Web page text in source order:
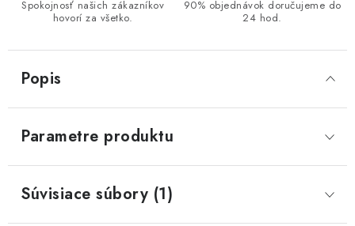
Spokojnosť našich zákazníkov
hovorí za všetko.
90% objednávok doručujeme do
24 hod.
Popis
Parametre produktu
Súvisiace súbory (1)